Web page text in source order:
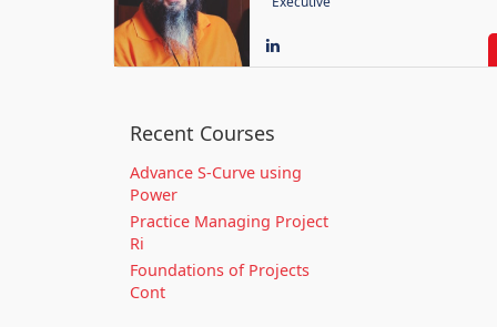
Recent Courses
Advance S-Curve using
Power
Practice Managing Project
Ri
Foundations of Projects
Cont